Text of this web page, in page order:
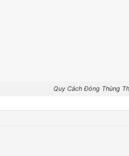
Quy Cách Đóng Thùng